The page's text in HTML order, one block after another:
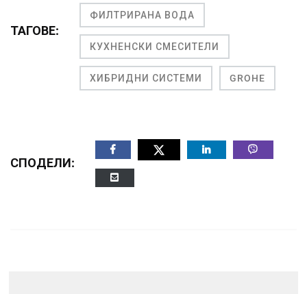
ТАГОВЕ:
ФИЛТРИРАНА ВОДА
КУХНЕНСКИ СМЕСИТЕЛИ
ХИБРИДНИ СИСТЕМИ GROHE
СПОДЕЛИ: